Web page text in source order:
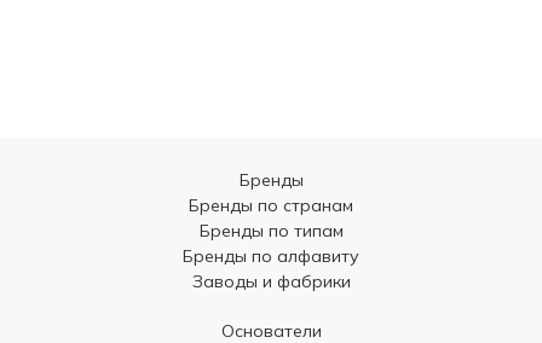
Бренды
Бренды по странам
Бренды по типам
Бренды по алфавиту
Заводы и фабрики
Основатели